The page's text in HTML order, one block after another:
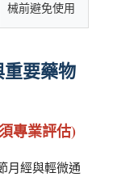
械前避免使用
要藥物
專業評估)
月經與輕微通